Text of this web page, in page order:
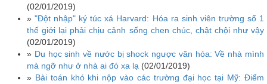
(02/01/2019)
»"Đột nhập" ký túc xá Harvard: Hóa ra sinh viên trường số 1
thế giới lại phải chịu cảnh sống chen chúc, chật chội như vậy
(02/01/2019)
» Du học sinh về nước bị shock ngược văn hóa: Về nhà mình
mà ngỡ như ở nhà ai đó xa lạ (02/01/2019)
» Bài toán khó khi nộp vào các trường đại học tại Mỹ: Điểm